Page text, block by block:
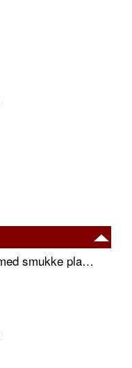
Skab en frodig udendørs oase med smukke plantekrukker og elegante espalier